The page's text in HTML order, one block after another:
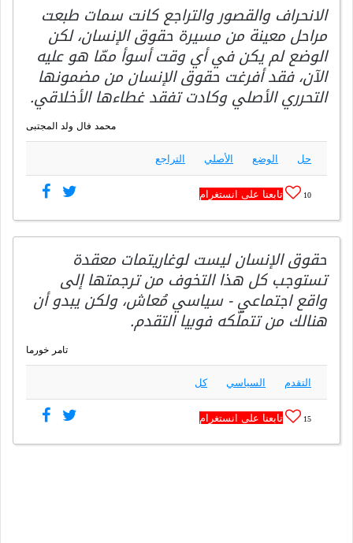
الانحراف والقصور والتراجع كانت سمات طبعت
مراحل معينة من مسيرة حقوق الإنسان، لكن
الوضع لم يكن في أي وقت أسوأ ممّا هو عليه
الآن، فقد أفرغت حقوق الإنسان من مضمونها
التحرري الأصلي وكادت تفقد غطاءها الأخلاقي.
محمد فال ولد المجتبى
حل الوضع الأصلي التراجع
10 تابعنا على انستغرام
حقوق الإنسان ليست لوغاريتمات معقدة
تستوجب كل هذا التخوف من ترجمتها إلى
واقع اجتماعي - سياسي مُعاش، ولكن يبدو أن
هنالك من تتملّكه فوبيا التقدم.
تامر خورما
التقدم السياسي كل
15 تابعنا على انستغرام